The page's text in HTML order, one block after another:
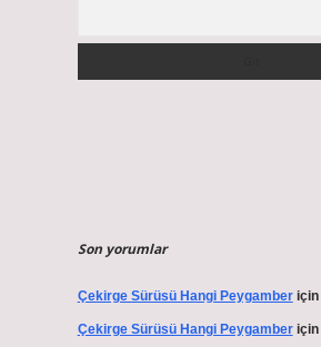
Son yorumlar
Çekirge Sürüsü Hangi Peygamberiçin
Çekirge Sürüsü Hangi Peygamberiçin